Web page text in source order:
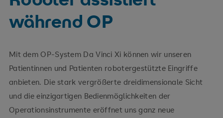
während OP
Mit dem OP-System Da Vinci Xi können wir unseren
Patientinnen und Patienten robotergestützte Eingriffe
anbieten. Die stark vergrößerte dreidimensionale Sicht
und die einzigartigen Bedienmöglichkeiten der
Operationsinstrumente eröffnet uns ganz neue